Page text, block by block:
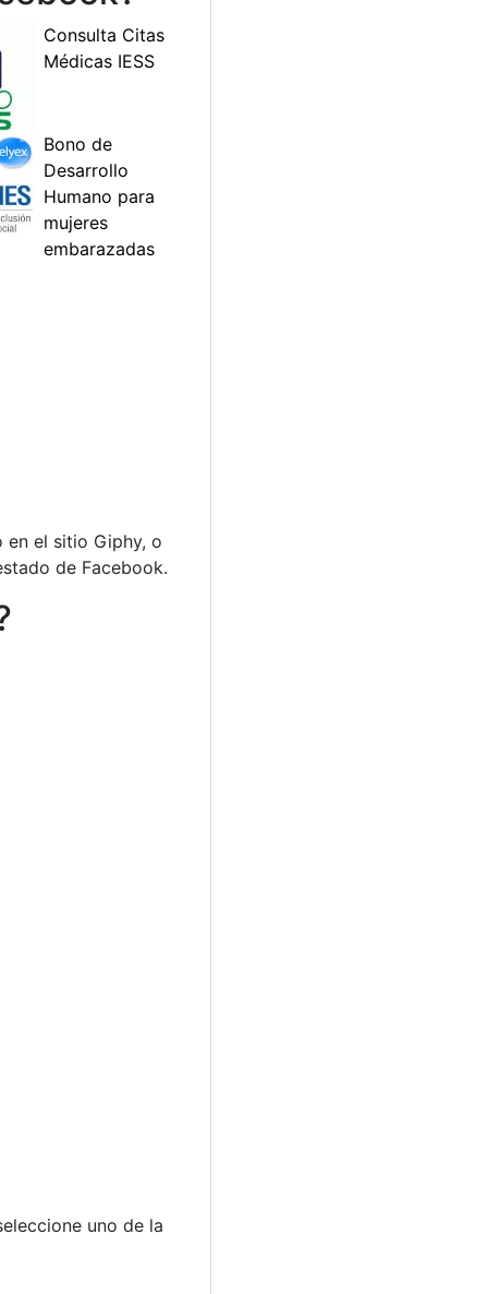
en el sitio Giphy, o
de Facebook.
uno de la